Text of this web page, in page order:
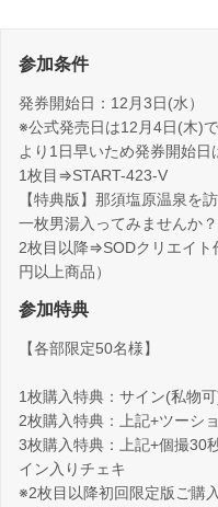
参加条件
発券開始日：12月3日(水）
※公式発売日は12月4日(木)
より1日早いため発券開始日
1枚目⇒START-423-V
【特典版】那須塩原温泉を
一枚男湯入ってみませんか
2枚目以降⇒SODクリエイト
円以上商品）
参加特典
【各部限定50名様】
1枚購入特典：サイン(私物
2枚購入特典：上記+ツーシ
3枚購入特典：上記+個撮30
イン入りチェキ
※2枚目以降初回限定版ご購